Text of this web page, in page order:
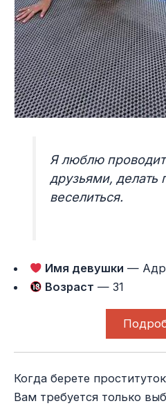
Я люблю
друзьями, делать
веселиться.
Имя девушки —
Возраст — 31
Когда берете
Вам требуется только